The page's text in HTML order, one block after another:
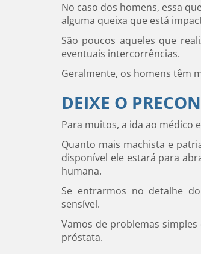
No caso dos homens, essa
alguma queixa que está
São poucos aqueles que
eventuais intercorrências.
Geralmente, os homens têm
DEIXE O
Para muitos, a ida ao médico
Quanto mais machista e
disponível ele estará para
humana.
Se entrarmos no detalhe
sensível.
Vamos de problemas
próstata.